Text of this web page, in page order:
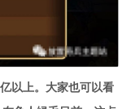
以上。大家也可以看